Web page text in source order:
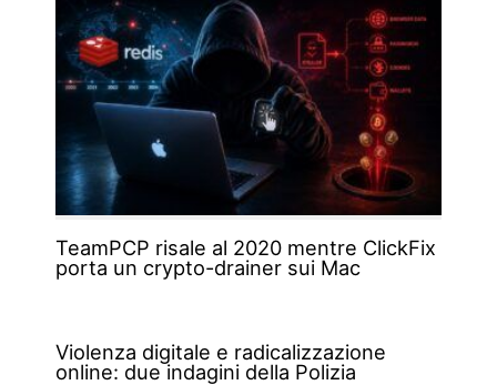
TeamPCP risale al 2020 mentre ClickFix
porta un crypto-drainer sui Mac
Violenza digitale e radicalizzazione
online: due indagini della Polizia